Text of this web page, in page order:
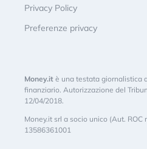
Privacy Policy
Preferenze privacy
Money.it è una testata giornalistica
finanziario. Autorizzazione del
12/04/2018.
Money.it srl a socio unico (Aut. ROC
13586361001